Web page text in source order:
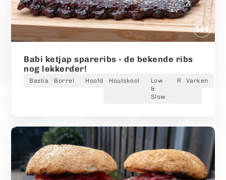
Babi ketjap spareribs - de bekende ribs
nog lekkerder!
BastiaanBorrel Hoofdgerecht
Houtskool
Low
&
Slow
RokenVarken